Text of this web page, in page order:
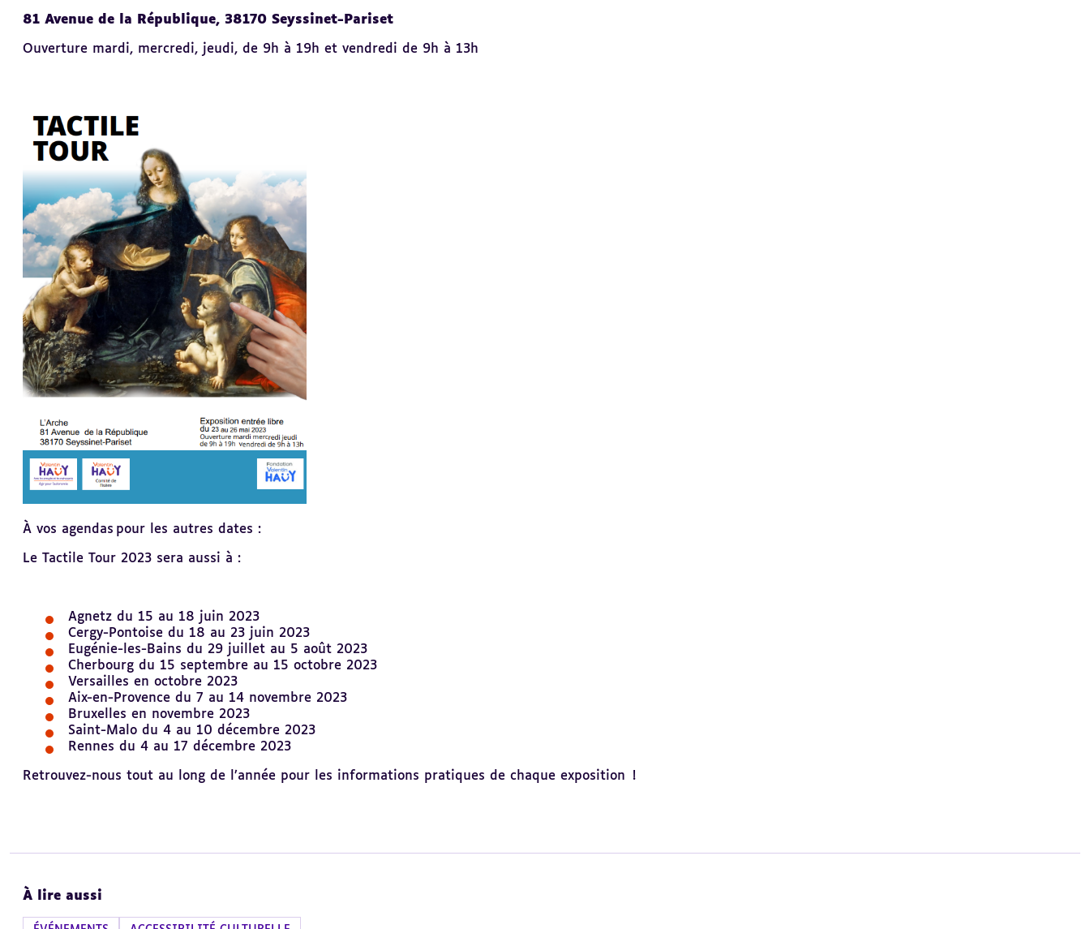
81 Avenue de la République, 38170 Seyssinet-Pariset
Ouverture mardi, mercredi, jeudi, de 9h à 19h et vendredi de 9h à 13h
À vos agendas pour les autres dates :
Le Tactile Tour 2023 sera aussi à :
Agnetz du 15 au 18 juin 2023
Cergy-Pontoise du 18 au 23 juin 2023
Eugénie-les-Bains du 29 juillet au 5 août 2023
Cherbourg du 15 septembre au 15 octobre 2023
Versailles en octobre 2023
Aix-en-Provence du 7 au 14 novembre 2023
Bruxelles en novembre 2023
Saint-Malo du 4 au 10 décembre 2023
Rennes du 4 au 17 décembre 2023
Retrouvez-nous tout au long de l’année pour les informations pratiques de chaque exposition !
À lire aussi